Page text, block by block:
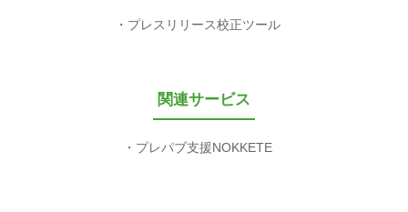
プレスリリース校正ツール
関連サービス
プレパブ支援NOKKETE